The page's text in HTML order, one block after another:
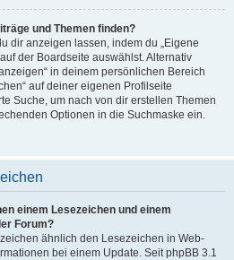
und Themen finden?
dir anzeigen lassen, indem du „Eigene
der Boardseite auswählst. Alternativ
in deinem persönlichen Bereich
auf deiner eigenen Profilseite
Suche, um nach von dir erstellen Themen
Optionen in die Suchmaske ein.
einem Lesezeichen und einem
Forum?
ähnlich den Lesezeichen in Web-
bei einem Update. Seit phpBB 3.1